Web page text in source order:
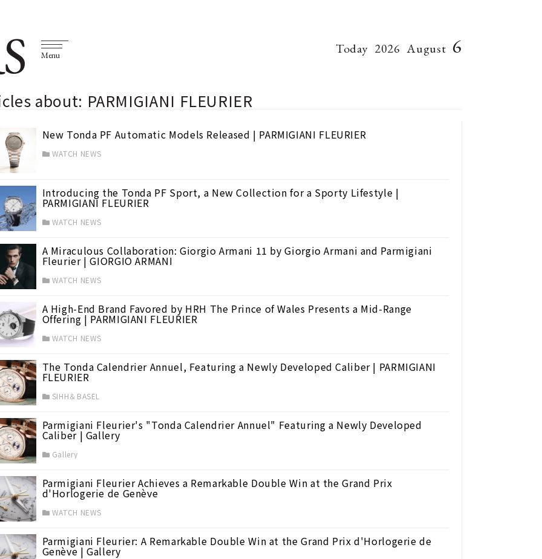
Menu Today 2026 August 6
about: PARMIGIANI FLEURIER
New Tonda PF Automatic Models Released | PARMIGIANI FLEURIER
WATCH NEWS
Introducing the Tonda PF Sport, a New Collection for a Sporty Lifestyle |
PARMIGIANI FLEURIER
WATCH NEWS
A Miraculous Collaboration: Giorgio Armani 11 by Giorgio Armani and Parmigiani
Fleurier | GIORGIO ARMANI
WATCH NEWS
A High-End Brand Favored by HRH The Prince of Wales Presents a Mid-Range
Offering | PARMIGIANI FLEURIER
WATCH NEWS
The Tonda Calendrier Annuel, Featuring a Newly Developed Caliber | PARMIGIANI
FLEURIER
SIHH＆BASEL
Parmigiani Fleurier's "Tonda Calendrier Annuel" Featuring a Newly Developed
Caliber | Gallery
Gallery
Parmigiani Fleurier Achieves a Remarkable Double Win at the Grand Prix
d'Horlogerie de Genève
WATCH NEWS
Parmigiani Fleurier: A Remarkable Double Win at the Grand Prix d'Horlogerie de
Genève | Gallery